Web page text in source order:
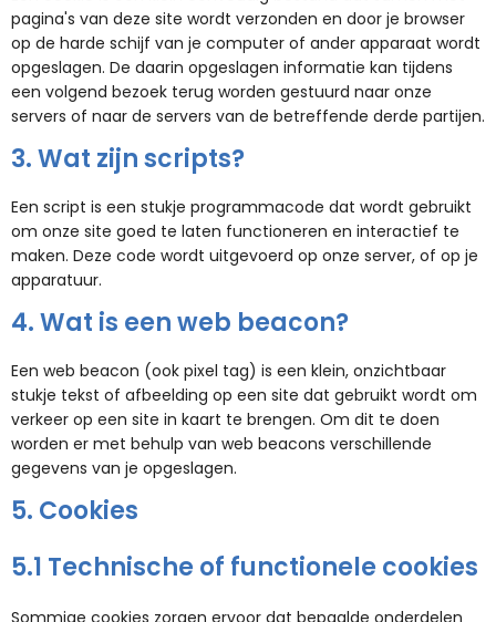
pagina's van deze site wordt verzonden en door je browser
op de harde schijf van je computer of ander apparaat wordt
opgeslagen. De daarin opgeslagen informatie kan tijdens
een volgend bezoek terug worden gestuurd naar onze
servers of naar de servers van de betreffende derde partijen.
3. Wat zijn scripts?
Een script is een stukje programmacode dat wordt gebruikt
om onze site goed te laten functioneren en interactief te
maken. Deze code wordt uitgevoerd op onze server, of op je
apparatuur.
4. Wat is een web beacon?
Een web beacon (ook pixel tag) is een klein, onzichtbaar
stukje tekst of afbeelding op een site dat gebruikt wordt om
verkeer op een site in kaart te brengen. Om dit te doen
worden er met behulp van web beacons verschillende
gegevens van je opgeslagen.
5. Cookies
5.1 Technische of functionele cookies
Sommige cookies zorgen ervoor dat bepaalde onderdelen